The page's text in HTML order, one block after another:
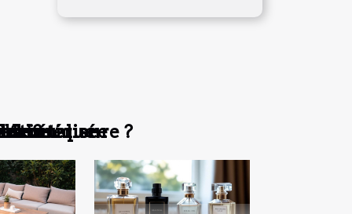
intérieure ?
bain
? ?